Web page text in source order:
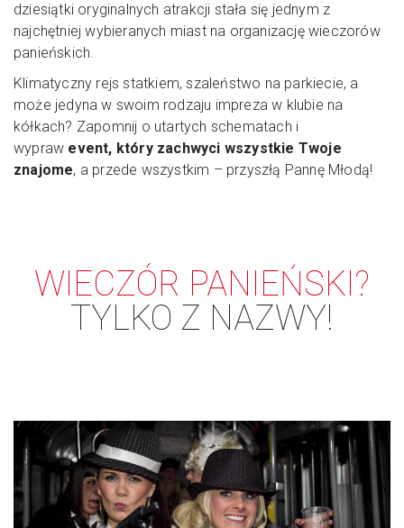
dziesiątki oryginalnych atrakcji stała się jednym z
najchętniej wybieranych miast na organizację wieczorów
panieńskich.
Klimatyczny rejs statkiem, szaleństwo na parkiecie, a
może jedyna w swoim rodzaju impreza w klubie na
kółkach? Zapomnij o utartych schematach i
wypraw event, który zachwyci wszystkie Twoje
znajome, a przede wszystkim – przyszłą Pannę Młodą!
WIECZÓR PANIEŃSKI?
TYLKO Z NAZWY!